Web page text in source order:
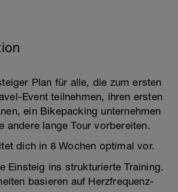
Plan für alle, die zum ersten
Event teilnehmen, ihren ersten
ein Bikepacking unternehmen
andere lange Tour vorbereiten.
dich in 8 Wochen optimal vor.
Einsteig ins strukturierte Training.
basieren auf Herzfrequenz-